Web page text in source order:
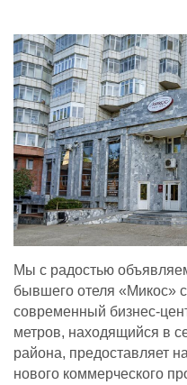
Мы с радостью
бывшего отеля «Микос»
современный бизнес-
метров, находящийся в
района, предоставляет
нового коммерческого